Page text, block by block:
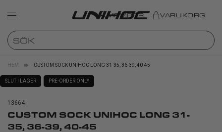
MEMBER VARUKORG
HEM CUSTOM SOCK UNIHOC LONG 31-35, 36-39, 40-45
SLUT I LAGER PRE-ORDER ONLY
13664
CUSTOM SOCK UNIHOC LONG 31-
35, 36-39, 40-45